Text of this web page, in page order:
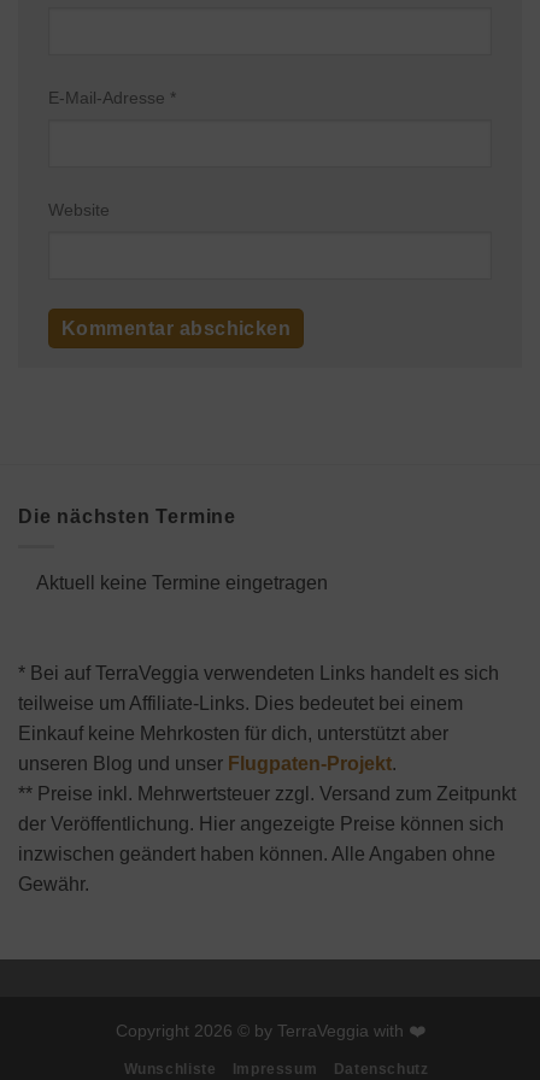
E-Mail-Adresse *
Website
Die nächsten Termine
Aktuell keine Termine eingetragen
* Bei auf TerraVeggia verwendeten Links handelt es sich
teilweise um Affiliate-Links. Dies bedeutet bei einem
Einkauf keine Mehrkosten für dich, unterstützt aber
unseren Blog und unser Flugpaten-Projekt.
** Preise inkl. Mehrwertsteuer zzgl. Versand zum Zeitpunkt
der Veröffentlichung. Hier angezeigte Preise können sich
inzwischen geändert haben können. Alle Angaben ohne
Gewähr.
Copyright 2026 © by TerraVeggia with ❤️
Wunschliste Impressum
Datenschutz